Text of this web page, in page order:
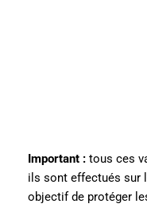
Important : tous ces
ils sont effectués sur
objectif de protéger